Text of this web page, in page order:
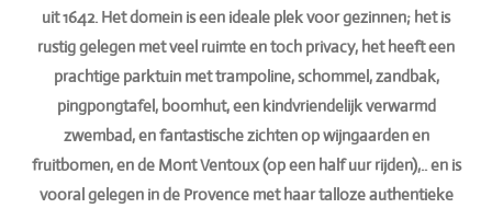
uit 1642. Het domein is een ideale plek voor gezinnen; het is
rustig gelegen met veel ruimte en toch privacy, het heeft een
prachtige parktuin met trampoline, schommel, zandbak,
pingpongtafel, boomhut, een kindvriendelijk verwarmd
zwembad, en fantastische zichten op wijngaarden en
fruitbomen, en de Mont Ventoux (op een half uur rijden),.. en is
vooral gelegen in de Provence met haar talloze authentieke